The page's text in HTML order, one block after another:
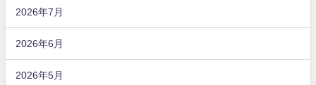
2026年7月
2026年6月
2026年5月